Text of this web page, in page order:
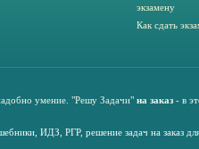
экзамену
Как сдать
умение. "Решу Задачи" на заказ - в
ИДЗ, РГР, решение задач на заказ